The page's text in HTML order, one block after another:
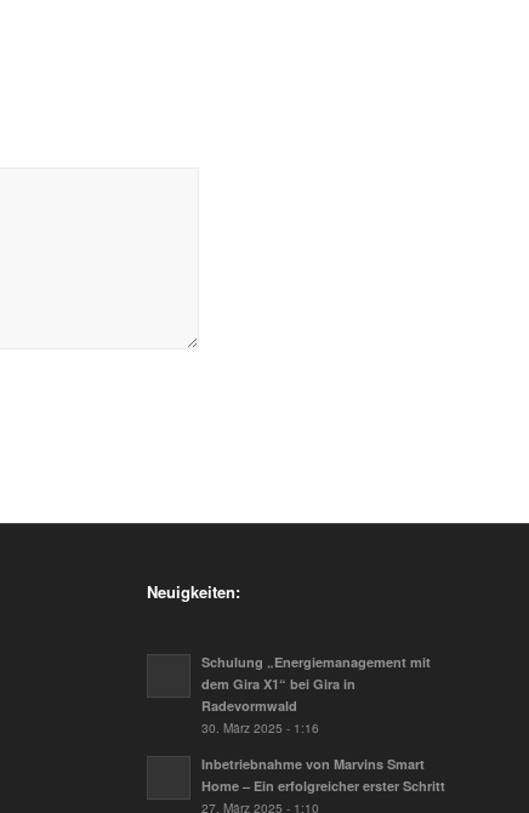
Neuigkeiten:
Schulung „Energiemanagement mit
dem Gira X1“ bei Gira in
Radevormwald
30. März 2025 - 1:16
Inbetriebnahme von Marvins Smart
Home – Ein erfolgreicher erster Schritt
27. März 2025 - 1:10